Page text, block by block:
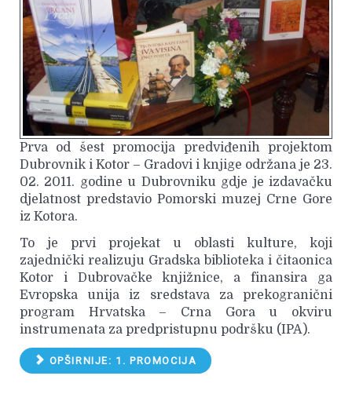
Prva od šest promocija predviđenih projektom
Dubrovnik i Kotor – Gradovi i knjige održana je 23.
02. 2011. godine u Dubrovniku gdje je izdavačku
djelatnost predstavio Pomorski muzej Crne Gore
iz Kotora.
To je prvi projekat u oblasti kulture, koji
zajednički realizuju Gradska biblioteka i čitaonica
Kotor i Dubrovačke knjižnice, a finansira ga
Evropska unija iz sredstava za prekogranični
program Hrvatska – Crna Gora u okviru
instrumenata za predpristupnu podršku (IPA).
OPŠIRNIJE: 1. PROMOCIJA